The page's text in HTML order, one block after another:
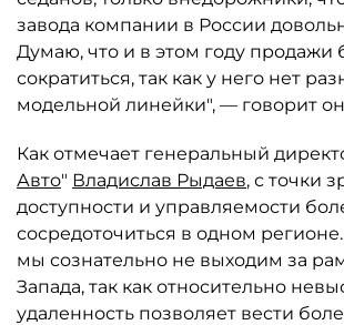
завода компании в России
Думаю, что и в этом году продажи
сократиться, так как у него нет
модельной линейки", — говорит
Как отмечает генеральный
Авто" Владислав Рыдаев, с точки
доступности и управляемости
сосредоточиться в одном
мы сознательно не выходим за
Запада, так как относительно
удаленность позволяет вести